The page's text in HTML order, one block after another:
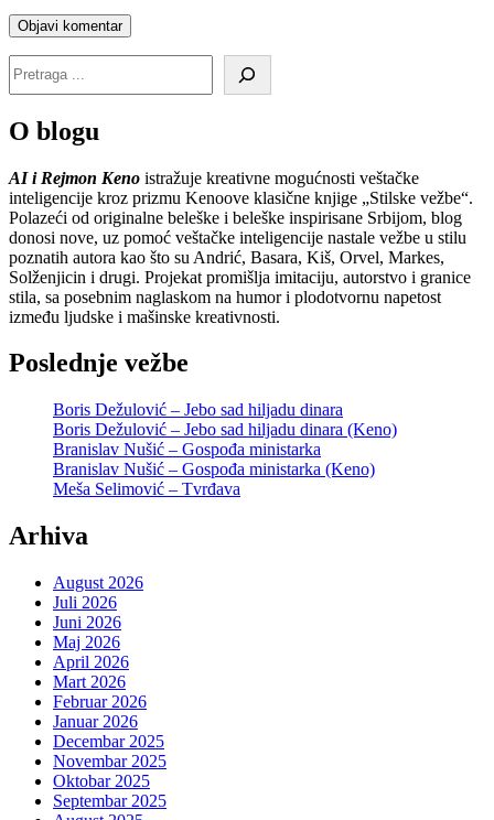
O blogu
AI i Rejmon Keno istražuje kreativne mogućnosti veštačke
inteligencije kroz prizmu Kenoove klasične knjige „Stilske vežbe“.
Polazeći od originalne beleške i beleške inspirisane Srbijom, blog
donosi nove, uz pomoć veštačke inteligencije nastale vežbe u stilu
poznatih autora kao što su Andrić, Basara, Kiš, Orvel, Markes,
Solženjicin i drugi. Projekat promišlja imitaciju, autorstvo i granice
stila, sa posebnim naglaskom na humor i plodotvornu napetost
između ljudske i mašinske kreativnosti.
Poslednje vežbe
Boris Dežulović – Jebo sad hiljadu dinara
Boris Dežulović – Jebo sad hiljadu dinara (Keno)
Branislav Nušić – Gospođa ministarka
Branislav Nušić – Gospođa ministarka (Keno)
Meša Selimović – Tvrđava
Arhiva
August 2026
Juli 2026
Juni 2026
Maj 2026
April 2026
Mart 2026
Februar 2026
Januar 2026
Decembar 2025
Novembar 2025
Oktobar 2025
Septembar 2025